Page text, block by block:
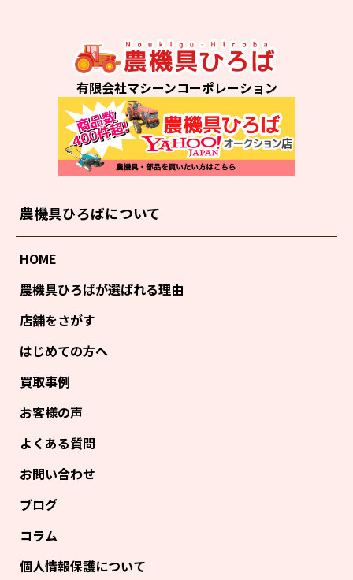
有限会社マシーンコーポレーション
農機具ひろばについて
HOME
農機具ひろばが選ばれる理由
店舗をさがす
はじめての方へ
買取事例
お客様の声
よくある質問
お問い合わせ
ブログ
コラム
個人情報保護について